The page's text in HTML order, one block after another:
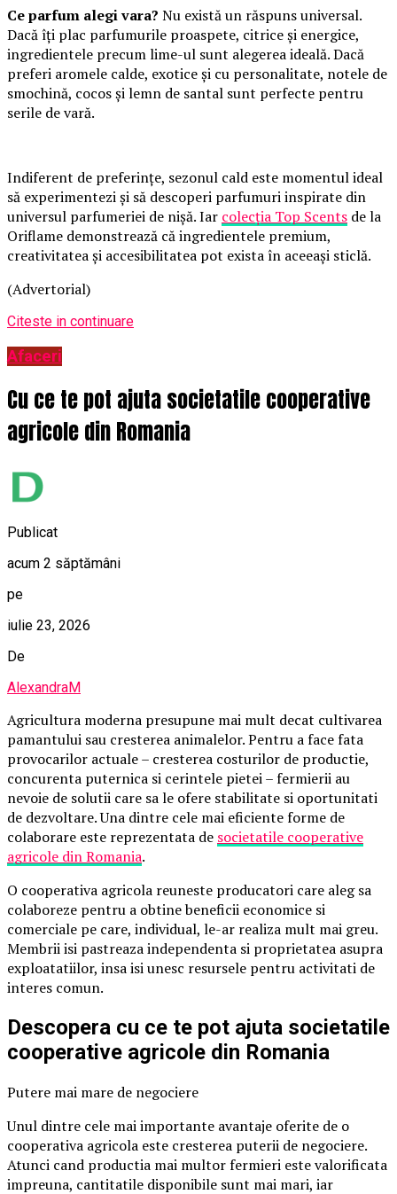
Ce parfum alegi vara? Nu există un răspuns universal.
Dacă îți plac parfumurile proaspete, citrice și energice,
ingredientele precum lime-ul sunt alegerea ideală. Dacă
preferi aromele calde, exotice și cu personalitate, notele de
smochină, cocos și lemn de santal sunt perfecte pentru
serile de vară.
Indiferent de preferințe, sezonul cald este momentul ideal
să experimentezi și să descoperi parfumuri inspirate din
universul parfumeriei de nișă. Iar colecția Top Scents de la
Oriflame demonstrează că ingredientele premium,
creativitatea și accesibilitatea pot exista în aceeași sticlă.
(Advertorial)
Citeste in continuare
Afaceri
Cu ce te pot ajuta societatile cooperative
agricole din Romania
Publicat
acum 2 săptămâni
pe
iulie 23, 2026
De
AlexandraM
Agricultura moderna presupune mai mult decat cultivarea
pamantului sau cresterea animalelor. Pentru a face fata
provocarilor actuale – cresterea costurilor de productie,
concurenta puternica si cerintele pietei – fermierii au
nevoie de solutii care sa le ofere stabilitate si oportunitati
de dezvoltare. Una dintre cele mai eficiente forme de
colaborare este reprezentata de societatile cooperative
agricole din Romania.
O cooperativa agricola reuneste producatori care aleg sa
colaboreze pentru a obtine beneficii economice si
comerciale pe care, individual, le-ar realiza mult mai greu.
Membrii isi pastreaza independenta si proprietatea asupra
exploatatiilor, insa isi unesc resursele pentru activitati de
interes comun.
Descopera cu ce te pot ajuta societatile
cooperative agricole din Romania
Putere mai mare de negociere
Unul dintre cele mai importante avantaje oferite de o
cooperativa agricola este cresterea puterii de negociere.
Atunci cand productia mai multor fermieri este valorificata
impreuna, cantitatile disponibile sunt mai mari, iar